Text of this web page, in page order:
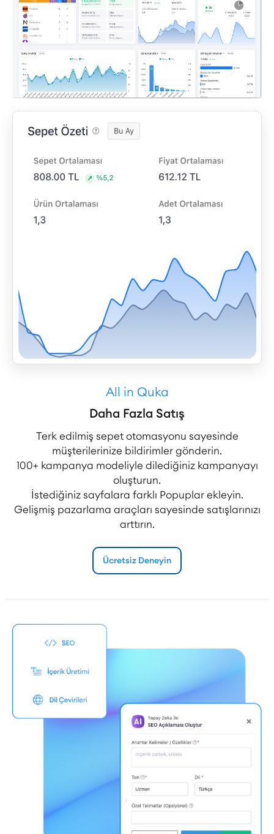
All in Quka
Daha Fazla Satış
Terk edilmiş sepet otomasyonu sayesinde
müşterilerinize bildirimler gönderin.
100+ kampanya modeliyle dilediğiniz kampanyayı
oluşturun.
İstediğiniz sayfalara farklı Popuplar ekleyin.
Gelişmiş pazarlama araçları sayesinde satışlarınızı
arttırın.
Ücretsiz Deneyin